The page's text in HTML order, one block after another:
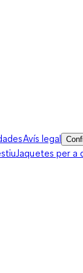
Avís legal
Jaquetes per a